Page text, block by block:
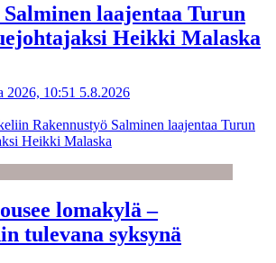
laajentaa Turun
Heikki Malaska
2026, 10:51 5.8.2026
Rakennustyö Salminen laajentaa Turun
Heikki Malaska
lomakylä –
tulevana syksynä